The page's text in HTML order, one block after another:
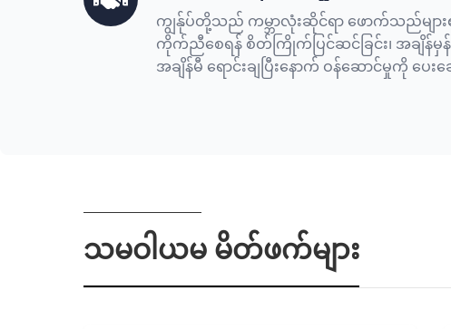
ကျွန်ုပ်တို့သည် ကမ္ဘာလုံးဆိုင်ရာ ဖောက်သည်များ
ကိုက်ညီစေရန် စိတ်ကြိုက်ပြင်ဆင်ခြင်း၊ အချိန်မှန်
အချိန်မီ ရောင်းချပြီးနောက် ဝန်ဆောင်မှုကို ပေ
သမဝါယမ မိတ်ဖက်များ